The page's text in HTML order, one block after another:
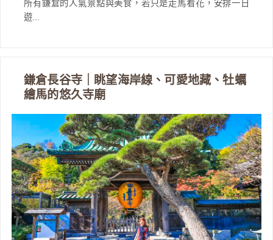
所有鎌倉的人氣景點與美食，若只是走馬看花，安排一日
遊...
鎌倉長谷寺｜眺望海岸線、可愛地藏、牡蠣
繪馬的悠久寺廟